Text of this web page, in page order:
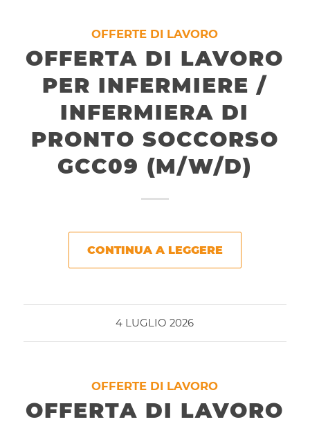
OFFERTE DI LAVORO
OFFERTA DI LAVORO
PER INFERMIERE /
INFERMIERA DI
PRONTO SOCCORSO
GCC09 (M/W/D)
CONTINUA A LEGGERE
4 LUGLIO 2026
OFFERTE DI LAVORO
OFFERTA DI LAVORO